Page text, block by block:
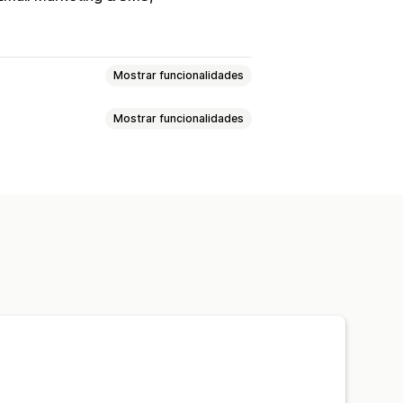
Mostrar funcionalidades
Mostrar funcionalidades